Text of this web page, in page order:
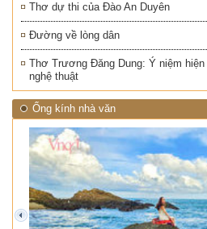
Thơ dự thi của Đào An Duyên
Đường về lòng dân
Thơ Trương Đăng Dung: Ý niệm
nghệ thuật
Ống kính nhà văn
prev